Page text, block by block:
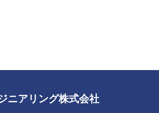
ニアリング株式会社